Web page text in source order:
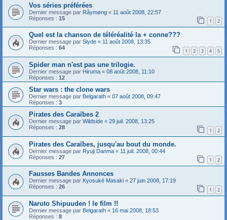
Vos séries préférées
Dernier message par Råymøng « 11 août 2008, 22:57
Réponses : 15 1 2
Quel est la chanson de téléréalité la + conne???
Dernier message par Slyde « 11 août 2008, 13:35
Réponses : 64 1 2 3 4 5
Spider man n'est pas une trilogie.
Dernier message par Hiruma « 08 août 2008, 11:10
Réponses : 12
Star wars : the clone wars
Dernier message par Belgarath « 07 août 2008, 09:47
Réponses : 3
Pirates des Caraïbes 2
Dernier message par Wildside « 29 juil. 2008, 13:25
Réponses : 28 1 2
Pirates des Caraïbes, jusqu'au bout du monde.
Dernier message par Ryuji Danma « 11 juil. 2008, 00:44
Réponses : 27 1 2
Fausses Bandes Annonces
Dernier message par Kyosuké Masaki « 27 juin 2008, 17:19
Réponses : 26 1 2
Naruto Shipuuden ! le film !!
Dernier message par Belgarath « 16 mai 2008, 18:53
Réponses : 8